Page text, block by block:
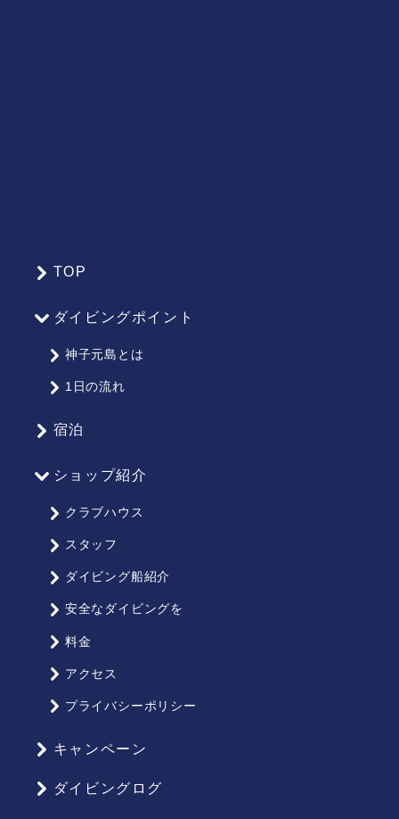
TOP
ダイビングポイント
神子元島とは
1日の流れ
宿泊
ショップ紹介
クラブハウス
スタッフ
ダイビング船紹介
安全なダイビングを
料金
アクセス
プライバシーポリシー
キャンペーン
ダイビングログ